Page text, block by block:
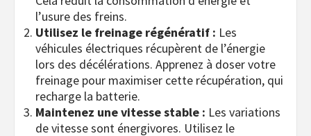
l’usure des freins.
Utilisez le freinage régénératif : Les
véhicules électriques récupèrent de l’énergie
lors des décélérations. Apprenez à doser votre
freinage pour maximiser cette récupération, qui
recharge la batterie.
Maintenez une vitesse stable : Les variations
de vitesse sont énergivores. Utilisez le